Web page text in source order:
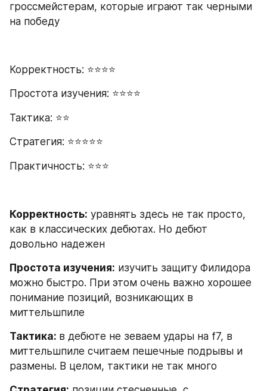
гроссмейстерам, которые играют так черными
на победу
Корректность: ⭐⭐⭐⭐
Простота изучения: ⭐⭐⭐⭐
Тактика: ⭐⭐
Стратегия: ⭐⭐⭐⭐⭐
Практичность: ⭐⭐⭐
Корректность: уравнять здесь не так просто,
как в классических дебютах. Но дебют
довольно надежен
Простота изучения: изучить защиту Филидора
можно быстро. При этом очень важно хорошее
понимание позиций, возникающих в
миттельшпиле
Тактика: в дебюте не зеваем удары на f7, в
миттельшпиле считаем пешечные подрывы и
размены. В целом, тактики не так много